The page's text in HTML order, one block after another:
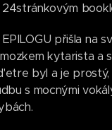
přišla na
kytarista a
byl a je prostý,
s mocnými